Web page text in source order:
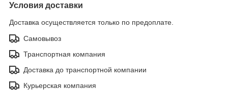
Условия доставки
Доставка осуществляется только по предоплате.
Самовывоз
Транспортная компания
Доставка до транспортной компании
Курьерская компания